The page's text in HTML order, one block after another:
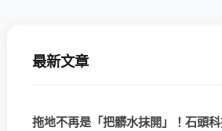
最新文章
拖地不再是「把髒水抹開」！石頭